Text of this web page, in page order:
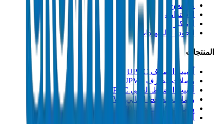
من نحن
الاستدامة
الابتكار
الجودة والشهادات
المنتجات
أنابيب الصرف UPVC
وصلات الصرف UPVC
أنابيب الضغط العالي PVC
وصلات الضغط العالي PVC
وصلات PVC جدول 40
أنابيب مجاري PVC